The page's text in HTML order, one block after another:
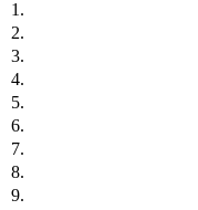
3.
4.
5.
6.
7.
8.
9.
10.
11.